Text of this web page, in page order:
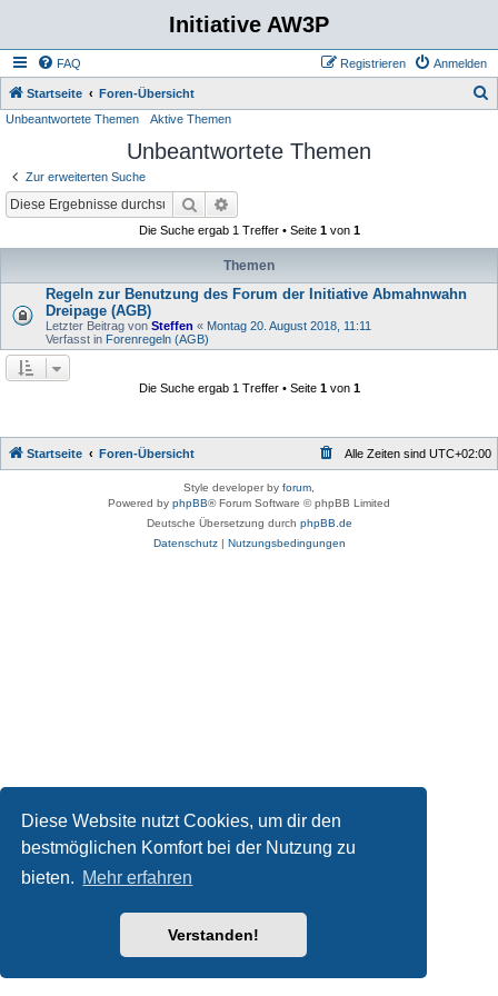
Diese Website nutzt Cookies, um dir den
bestmöglichen Komfort bei der Nutzung zu
bieten. Mehr erfahren
Verstanden!
Initiative AW3P
FAQ Anmelden
Registrieren
Startseite Foren-Übersicht
Unbeantwortete Themen Aktive Themen
Unbeantwortete Themen
Zur erweiterten Suche
Suche
Die Suche ergab 1 Treffer • Seite 1von 1
Themen
Regeln zur Benutzung des Forum der Initiative Abmahnwahn
Dreipage (AGB)
Letzter Beitrag von Steffen « Montag 20. August 2018, 11:11
Verfasst in Forenregeln (AGB)
Die Suche ergab 1 Treffer • Seite 1von 1
Startseite Foren-Übersicht Alle Zeiten sind UTC+02:00
Style developer by forum
Powered by phpBB® Forum Software © phpBB Limited
Deutsche Übersetzung durch phpBB.de
Datenschutz| Nutzungsbedingungen